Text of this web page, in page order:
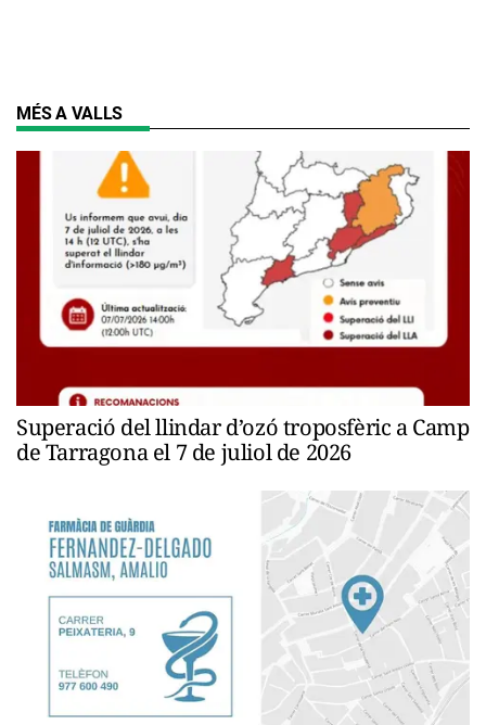
MÉS A VALLS
Superació del llindar d’ozó troposfèric a Camp
de Tarragona el 7 de juliol de 2026